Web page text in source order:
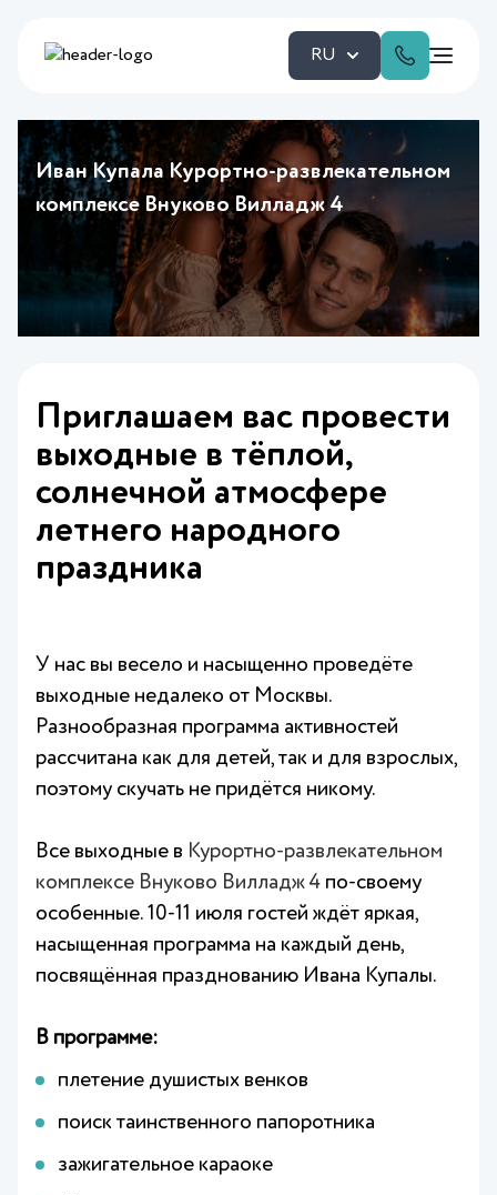
RU
Иван Купала Курортно-развлекательном
комплексе Внуково Вилладж 4
Приглашаем вас провести
выходные в тёплой,
солнечной атмосфере
летнего народного
праздника
У нас вы весело и насыщенно проведёте
выходные недалеко от Москвы.
Разнообразная программа активностей
рассчитана как для детей, так и для взрослых,
поэтому скучать не придётся никому.
Все выходные в Курортно-развлекательном
комплексе Внуково Вилладж 4 по‑своему
особенные. 10-11 июля гостей ждёт яркая,
насыщенная программа на каждый день,
посвящённая празднованию Ивана Купалы.
В программе:
плетение душистых венков
поиск таинственного папоротника
зажигательное караоке